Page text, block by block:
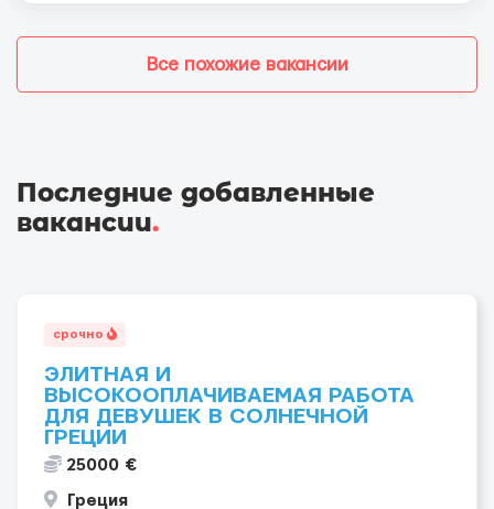
Все похожие вакансии
Последние добавленные
вакансии.
срочно
ЭЛИТНАЯ И
ВЫСОКООПЛАЧИВАЕМАЯ РАБОТА
ДЛЯ ДЕВУШЕК В СОЛНЕЧНОЙ
ГРЕЦИИ
25000 €
Греция